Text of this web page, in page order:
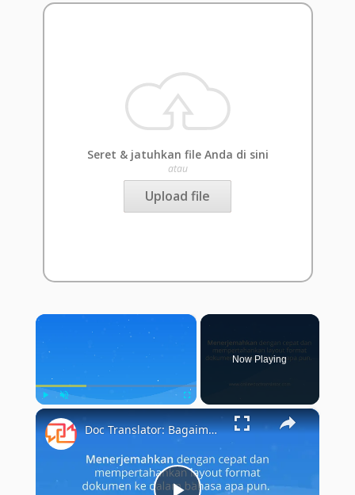
Seret & jatuhkan file Anda di sini
atau
Upload file
×
Play Unmute Fullscreen
Now Playing
×
Doc Translator: Bagaimana cara menggunakan penerjemah dokumen?